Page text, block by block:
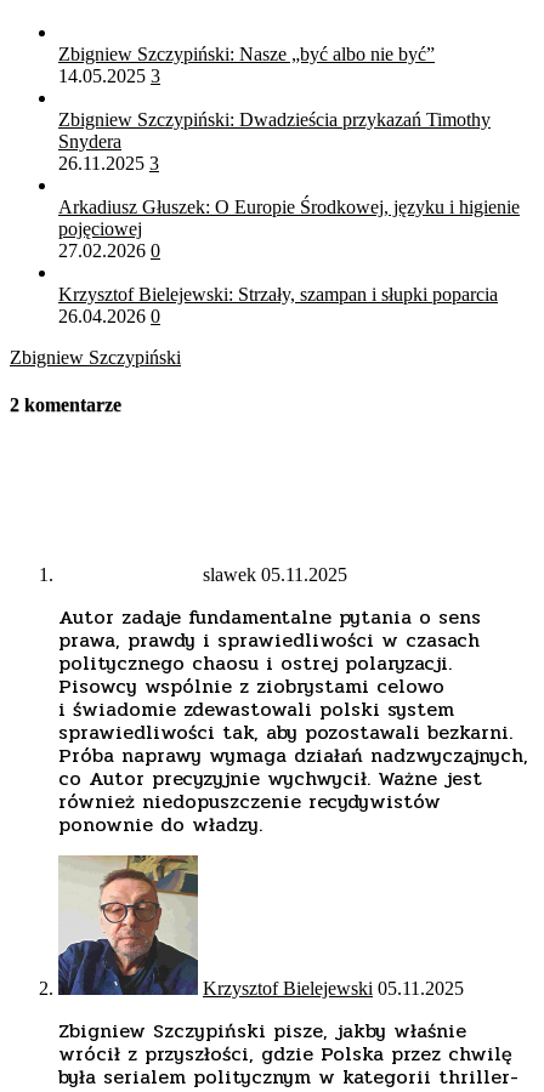
Zbigniew Szczypiński: Nasze „być albo nie być”
14.05.2025 3
Zbigniew Szczypiński: Dwadzieścia przykazań Timothy
Snydera
26.11.2025 3
Arkadiusz Głuszek: O Europie Środkowej, języku i higienie
pojęciowej
27.02.2026 0
Krzysztof Bielejewski: Strzały, szampan i słupki poparcia
26.04.2026 0
Zbigniew Szczypiński
2 komentarze
slawek 05.11.2025
Autor zadaje fundamentalne pytania o sens
prawa, prawdy i sprawiedliwości w czasach
politycznego chaosu i ostrej polaryzacji.
Pisowcy wspólnie z ziobrystami celowo
i świadomie zdewastowali polski system
sprawiedliwości tak, aby pozostawali bezkarni.
Próba naprawy wymaga działań nadzwyczajnych,
co Autor precyzyjnie wychwycił. Ważne jest
również niedopuszczenie recydywistów
ponownie do władzy.
Krzysztof Bielejewski 05.11.2025
Zbigniew Szczypiński pisze, jakby właśnie
wrócił z przyszłości, gdzie Polska przez chwilę
była serialem politycznym w kategorii thriller-